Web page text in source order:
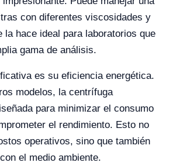
con diferentes viscosidades y
la hace ideal para laboratorios que
gama de análisis.
es su eficiencia energética.
modelos, la centrífuga
para minimizar el consumo
el rendimiento. Esto no
operativos, sino que también
el medio ambiente.